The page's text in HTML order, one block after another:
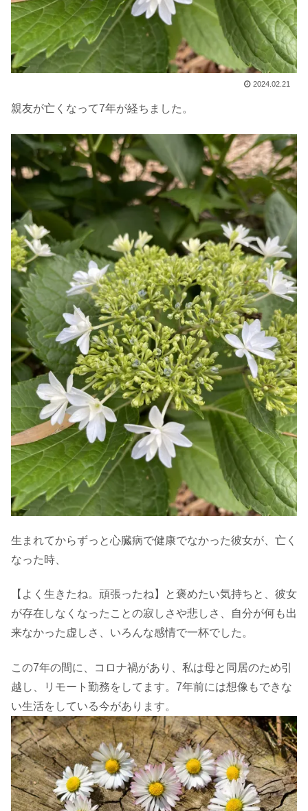
2024.02.21
親友が亡くなって7年が経ちました。
生まれてからずっと心臓病で健康でなかった彼女が、亡く
なった時、
【よく生きたね。頑張ったね】と褒めたい気持ちと、彼女
が存在しなくなったことの寂しさや悲しさ、自分が何も出
来なかった虚しさ、いろんな感情で一杯でした。
この7年の間に、コロナ禍があり、私は母と同居のため引
越し、リモート勤務をしてます。7年前には想像もできな
い生活をしている今があります。